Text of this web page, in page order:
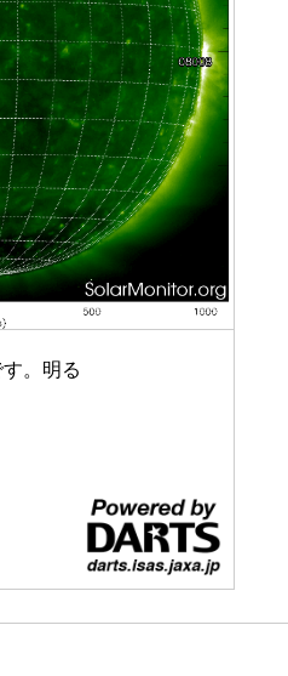
。明る